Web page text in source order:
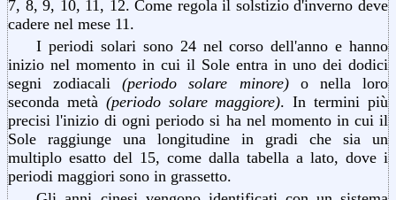
7, 8, 9, 10, 11, 12. Come regola il solstizio d'inverno deve
cadere nel mese 11.
I periodi solari sono 24 nel corso dell'anno e hanno
inizio nel momento in cui il Sole entra in uno dei dodici
segni zodiacali(periodo solare minore)o nella loro
seconda metà (periodo solare maggiore). In termini più
precisi l'inizio di ogni periodo si ha nel momento in cui il
Sole raggiunge una longitudine in gradi che sia un
multiplo esatto del 15, come dalla tabella a lato, dove i
periodi maggiori sono in grassetto.